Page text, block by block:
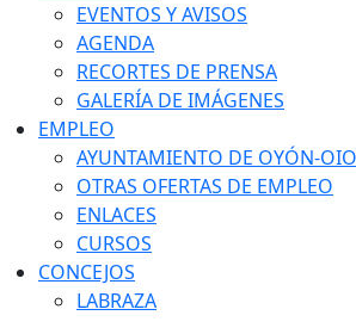
EVENTOS Y AVISOS
AGENDA
RECORTES DE PRENSA
GALERÍA DE IMÁGENES
EMPLEO
AYUNTAMIENTO DE OYÓN-
OTRAS OFERTAS DE EMPLEO
ENLACES
CURSOS
CONCEJOS
LABRAZA